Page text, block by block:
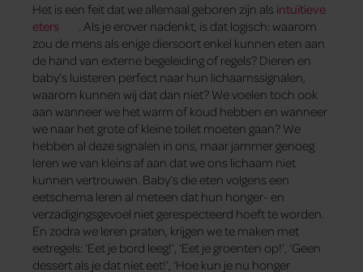
Het is een feit dat we allemaal geboren zijn als intuïtieve
eters
. Als je erover nadenkt, is dat logisch: waarom
zou de mens als enige diersoort enkel kunnen eten aan
de hand van externe begeleiding of regels? Dieren en
baby’s luisteren perfect naar hun lichaamssignalen,
waarom kunnen wij dat dan niet? We voelen toch ook
aan wanneer we het warm of koud hebben en wanneer
we naar het grote of kleine toilet moeten gaan? We
hebben al deze signalen in ons, maar jammer genoeg
leren we van kleins af aan dat we ons lichaam niet
kunnen vertrouwen. Baby’s die eten volgens een
eetschema leren al meteen dat hun honger- en
verzadigingsgevoel niet gerespecteerd hoeft te worden.
En zodra we leren praten, krijgen we te maken met
eetregels: ‘Eet je bord leeg!’, ‘Eet je groenten op!’, ‘Geen
dessert als je dat niet eet!’, ‘Hoe kun je nu honger